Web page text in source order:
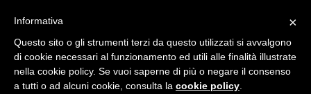
×
Informativa
Questo sito o gli strumenti terzi da questo utilizzati si avvalgono
di cookie necessari al funzionamento ed utili alle finalità illustrate
nella cookie policy. Se vuoi saperne di più o negare il consenso
a tutti o ad alcuni cookie, consulta la cookie policy